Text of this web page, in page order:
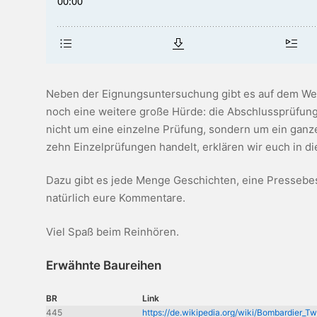
Neben der Eignungsuntersuchung gibt es auf dem
noch eine weitere große Hürde: die
nicht um eine einzelne Prüfung, sondern um ein
zehn Einzelprüfungen handelt, erklären wir euch in
Dazu gibt es jede Menge Geschichten, eine
natürlich eure Kommentare.
Viel Spaß beim Reinhören.
Erwähnte Baureihen
BR
Link
445
https://de.wikipedia.org/wiki/